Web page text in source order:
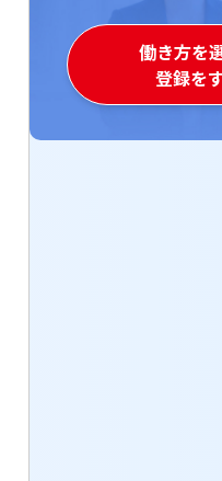
働き方を
登録を